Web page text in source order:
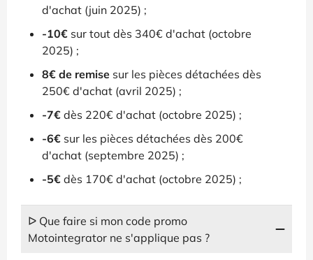
d'achat (juin 2025) ;
-10€ sur tout dès 340€ d'achat (octobre
2025) ;
8€ de remise sur les pièces détachées dès
250€ d'achat (avril 2025) ;
-7€ dès 220€ d'achat (octobre 2025) ;
-6€ sur les pièces détachées dès 200€
d'achat (septembre 2025) ;
-5€ dès 170€ d'achat (octobre 2025) ;
ᐅ Que faire si mon code promo
Motointegrator ne s'applique pas ?